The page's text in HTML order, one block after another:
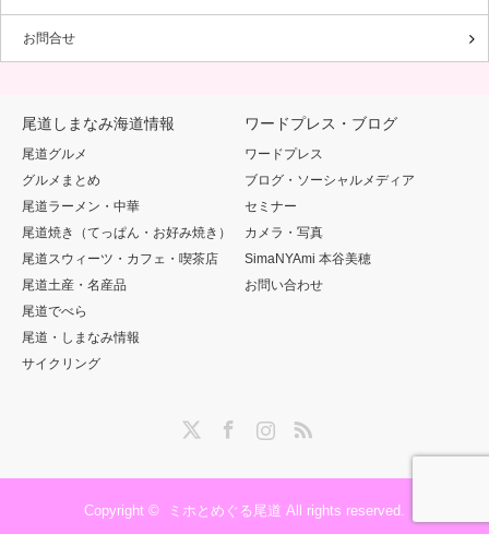
お問合せ
尾道しまなみ海道情報
尾道グルメ
グルメまとめ
尾道ラーメン・中華
尾道焼き（てっぱん・お好み焼き）
尾道スウィーツ・カフェ・喫茶店
尾道土産・名産品
尾道でべら
尾道・しまなみ情報
サイクリング
ワードプレス・ブログ
ワードプレス
ブログ・ソーシャルメディア
セミナー
カメラ・写真
SimaNYAmi 本谷美穂
お問い合わせ
InstagramRSS
Copyright © ミホとめぐる尾道 All rights reserved.